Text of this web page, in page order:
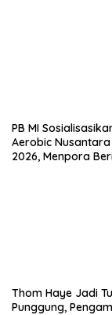
PB MI
Aerobic Nusantara
2026, Menpora
Thom Haye Jadi
Punggung,